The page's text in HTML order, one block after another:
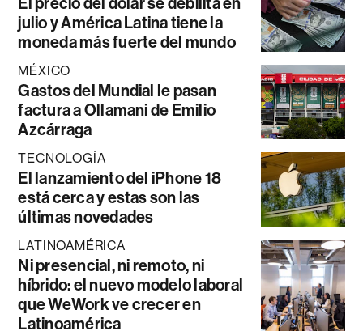
julio y América Latina tiene la
moneda más fuerte del mundo
MÉXICO
Gastos del Mundial le pasan
factura a Ollamani de Emilio
Azcárraga
TECNOLOGÍA
El lanzamiento del iPhone 18
está cerca y estas son las
últimas novedades
LATINOAMÉRICA
Ni presencial, ni remoto, ni
híbrido: el nuevo modelo laboral
que WeWork ve crecer en
Latinoamérica